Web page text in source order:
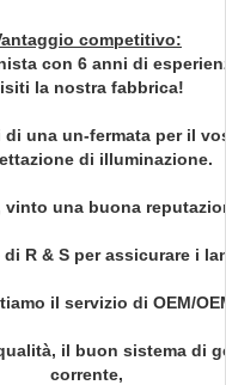
competitivo:
con 6 anni di
la nostra fabbrica!
una un-fermata per il
di illuminazione.
una buona
R & S per assicurare i
il servizio di OEM/
il buon sistema di
corrente,